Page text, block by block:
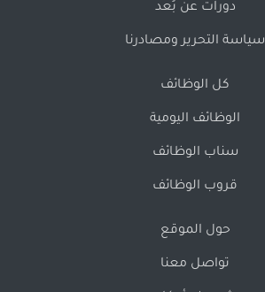
دورات عن بُعد
سياسة التحرير ومصادرنا
كل الوظائف
الوظائف اليومية
سناب الوظائف
قروب الوظائف
حول الموقع
تواصل معنا